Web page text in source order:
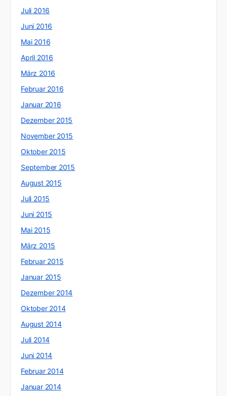
Juli 2016
Juni 2016
Mai 2016
April 2016
März 2016
Februar 2016
Januar 2016
Dezember 2015
November 2015
Oktober 2015
September 2015
August 2015
Juli 2015
Juni 2015
Mai 2015
März 2015
Februar 2015
Januar 2015
Dezember 2014
Oktober 2014
August 2014
Juli 2014
Juni 2014
Februar 2014
Januar 2014